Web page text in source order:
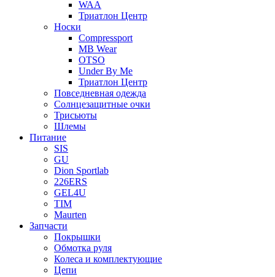
WAA
Триатлон Центр
Носки
Compressport
MB Wear
OTSO
Under By Me
Триатлон Центр
Повседневная одежда
Солнцезащитные очки
Трисьюты
Шлемы
Питание
SIS
GU
Dion Sportlab
226ERS
GEL4U
TIM
Maurten
Запчасти
Покрышки
Обмотка руля
Колеса и комплектующие
Цепи